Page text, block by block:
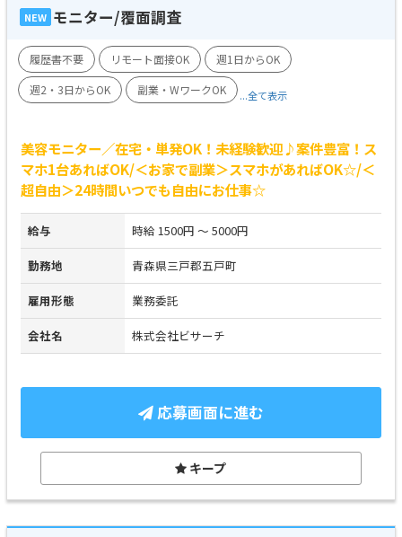
NEW モニター/覆面調査
履歴書不要 リモート面接OK
週1日からOK
週2・3日からOK
副業・WワークOK ...全て表示
美容モニター／在宅・単発OK！未経験歓迎♪案件豊富！ス
マホ1台あればOK/＜お家で副業＞スマホがあればOK☆/＜
超自由＞24時間いつでも自由にお仕事☆
給与 時給 1500円 ～ 5000円
勤務地 青森県三戸郡五戸町
雇用形態 業務委託
会社名 株式会社ビサーチ
応募画面に進む
キープ